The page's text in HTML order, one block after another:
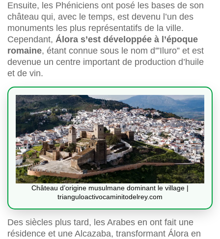
Ensuite, les Phéniciens ont posé les bases de son
château qui, avec le temps, est devenu l’un des
monuments les plus représentatifs de la ville.
Cependant, Álora s’est développée à l’époque
romaine, étant connue sous le nom d'”Iluro” et est
devenue un centre important de production d’huile
et de vin.
Château d’origine musulmane dominant le village |
trianguloactivocaminitodelrey.com
Des siècles plus tard, les Arabes en ont fait une
résidence et une Alcazaba, transformant Álora en